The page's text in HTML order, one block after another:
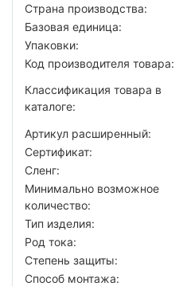
Страна производства:
Базовая единица:
Упаковки:
Код производителя товара:
Классификация товара в
каталоге:
Артикул расширенный:
Сертификат:
Сленг:
Минимально возможное
количество:
Тип изделия:
Род тока:
Степень защиты:
Способ монтажа: